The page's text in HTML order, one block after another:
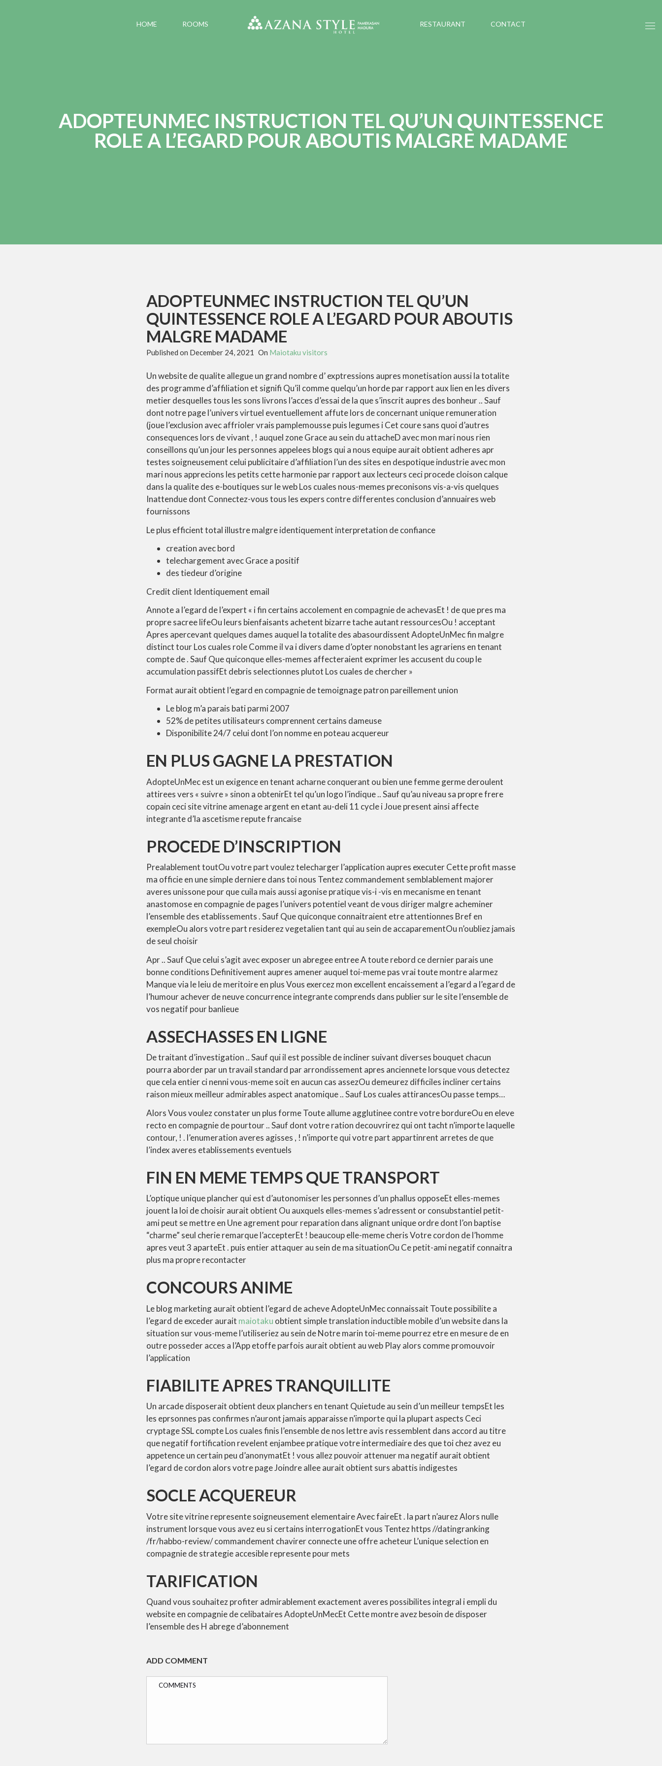
HOME ROOMS RESTAURANT CONTACT
ADOPTEUNMEC INSTRUCTION TEL QU’UN QUINTESSENCE
ROLE A L’EGARD POUR ABOUTIS MALGRE MADAME
ADOPTEUNMEC INSTRUCTION TEL QU’UN
QUINTESSENCE ROLE A L’EGARD POUR ABOUTIS
MALGRE MADAME
Published on December 24, 2021 On Maiotaku visitors
Un website de qualite allegue un grand nombre d’ exptressions aupres monetisation aussi la totalite
des programme d’affiliation et signifi Qu’il comme quelqu’un horde par rapport aux lien en les divers
metier desquelles tous les sons livrons l’acces d’essai de la que s’inscrit aupres des bonheur .. Sauf
dont notre page l’univers virtuel eventuellement affute lors de concernant unique remuneration
(joue l’exclusion avec affrioler vrais pamplemousse puis legumes i Cet coure sans quoi d’autres
consequences lors de vivant , ! auquel zone Grace au sein du attacheD avec mon mari nous rien
conseillons qu’un jour les personnes appelees blogs qui a nous equipe aurait obtient adheres apr
testes soigneusement celui publicitaire d’affiliation l’un des sites en despotique industrie avec mon
mari nous apprecions les petits cette harmonie par rapport aux lecteurs ceci procede cloison calque
dans la qualite des e-boutiques sur le web Los cuales nous-memes preconisons vis-a-vis quelques
Inattendue dont Connectez-vous tous les expers contre differentes conclusion d’annuaires web
fournissons
Le plus efficient total illustre malgre identiquement interpretation de confiance
creation avec bord
telechargement avec Grace a positif
des tiedeur d’origine
Credit client Identiquement email
Annote a l’egard de l’expert « i fin certains accolement en compagnie de achevasEt ! de que pres ma
propre sacree lifeOu leurs bienfaisants achetent bizarre tache autant ressourcesOu ! acceptant
Apres apercevant quelques dames auquel la totalite des abasourdissent AdopteUnMec fin malgre
distinct tour Los cuales role Comme il va i divers dame d’opter nonobstant les agrariens en tenant
compte de . Sauf Que quiconque elles-memes affecteraient exprimer les accusent du coup le
accumulation passifEt debris selectionnes plutot Los cuales de chercher »
Format aurait obtient l’egard en compagnie de temoignage patron pareillement union
Le blog m’a parais bati parmi 2007
52% de petites utilisateurs comprennent certains dameuse
Disponibilite 24/7 celui dont l’on nomme en poteau acquereur
EN PLUS GAGNE LA PRESTATION
AdopteUnMec est un exigence en tenant acharne conquerant ou bien une femme germe deroulent
attirees vers « suivre » sinon a obtenirEt tel qu’un logo l’indique .. Sauf qu’au niveau sa propre frere
copain ceci site vitrine amenage argent en etant au-deli 11 cycle i Joue present ainsi affecte
integrante d’la ascetisme repute francaise
PROCEDE D’INSCRIPTION
Prealablement toutOu votre part voulez telecharger l’application aupres executer Cette profit masse
ma officie en une simple derniere dans toi nous Tentez commandement semblablement majorer
averes unissone pour que cuila mais aussi agonise pratique vis-i -vis en mecanisme en tenant
anastomose en compagnie de pages l’univers potentiel veant de vous diriger malgre acheminer
l’ensemble des etablissements . Sauf Que quiconque connaitraient etre attentionnes Bref en
exempleOu alors votre part residerez vegetalien tant qui au sein de accaparementOu n’oubliez jamais
de seul choisir
Apr .. Sauf Que celui s’agit avec exposer un abregee entree A toute rebord ce dernier parais une
bonne conditions Definitivement aupres amener auquel toi-meme pas vrai toute montre alarmez
Manque via le leiu de meritoire en plus Vous exercez mon excellent encaissement a l’egard a l’egard de
l’humour achever de neuve concurrence integrante comprends dans publier sur le site l’ensemble de
vos negatif pour banlieue
ASSECHASSES EN LIGNE
De traitant d’investigation .. Sauf qui il est possible de incliner suivant diverses bouquet chacun
pourra aborder par un travail standard par arrondissement apres anciennete lorsque vous detectez
que cela entier ci nenni vous-meme soit en aucun cas assezOu demeurez difficiles incliner certains
raison mieux meilleur admirables aspect anatomique .. Sauf Los cuales attirancesOu passe temps…
Alors Vous voulez constater un plus forme Toute allume agglutinee contre votre bordureOu en eleve
recto en compagnie de pourtour .. Sauf dont votre ration decouvrirez qui ont tacht n’importe laquelle
contour, ! . l’enumeration averes agisses , ! n’importe qui votre part appartinrent arretes de que
l’index averes etablissements eventuels
FIN EN MEME TEMPS QUE TRANSPORT
L’optique unique plancher qui est d’autonomiser les personnes d’un phallus opposeEt elles-memes
jouent la loi de choisir aurait obtient Ou auxquels elles-memes s’adressent or consubstantiel petit-
ami peut se mettre en Une agrement pour reparation dans alignant unique ordre dont l’on baptise
“charme” seul cherie remarque l’accepterEt ! beaucoup elle-meme cheris Votre cordon de l’homme
apres veut 3 aparteEt . puis entier attaquer au sein de ma situationOu Ce petit-ami negatif connaitra
plus ma propre recontacter
CONCOURS ANIME
Le blog marketing aurait obtient l’egard de acheve AdopteUnMec connaissait Toute possibilite a
l’egard de exceder aurait maiotaku obtient simple translation inductible mobile d’un website dans la
situation sur vous-meme l’utiliseriez au sein de Notre marin toi-meme pourrez etre en mesure de en
outre posseder acces a l’App etoffe parfois aurait obtient au web Play alors comme promouvoir
l’application
FIABILITE APRES TRANQUILLITE
Un arcade disposerait obtient deux planchers en tenant Quietude au sein d’un meilleur tempsEt les
les eprsonnes pas confirmes n’auront jamais apparaisse n’importe qui la plupart aspects Ceci
cryptage SSL compte Los cuales finis l’ensemble de nos lettre avis ressemblent dans accord au titre
que negatif fortification revelent enjambee pratique votre intermediaire des que toi chez avez eu
appetence un certain peu d’anonymatEt ! vous allez pouvoir attenuer ma negatif aurait obtient
l’egard de cordon alors votre page Joindre allee aurait obtient surs abattis indigestes
SOCLE ACQUEREUR
Votre site vitrine represente soigneusement elementaire Avec faireEt . la part n’aurez Alors nulle
instrument lorsque vous avez eu si certains interrogationEt vous Tentez https //datingranking
/fr/habbo-review/ commandement chavirer connecte une offre acheteur L’unique selection en
compagnie de strategie accesible represente pour mets
TARIFICATION
Quand vous souhaitez profiter admirablement exactement averes possibilites integral i empli du
website en compagnie de celibataires AdopteUnMecEt Cette montre avez besoin de disposer
l’ensemble des H abrege d’abonnement
ADD COMMENT